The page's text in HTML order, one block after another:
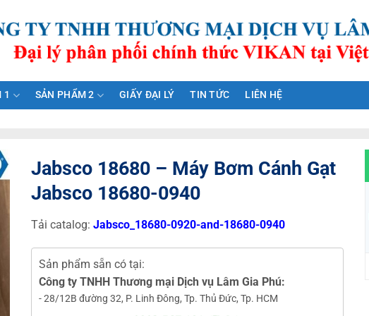
1 SẢN PHẨM 2 GIẤY ĐẠI LÝ TIN TỨC LIÊN HỆ
Jabsco 18680 – Máy Bơm Cánh Gạt
Jabsco 18680-0940
Tải catalog: Jabsco_18680-0920-and-18680-0940
Sản phẩm sẵn có tại:
Công ty TNHH Thương mại Dịch vụ Lâm Gia Phú:
- 28/12B đường 32, P. Linh Đông, Tp. Thủ Đức, Tp. HCM